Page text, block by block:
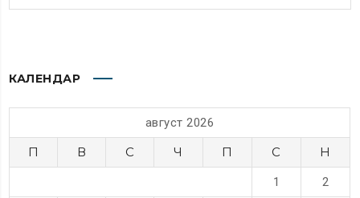
КАЛЕНДАР
август 2026
П В С Ч П С Н
1 2